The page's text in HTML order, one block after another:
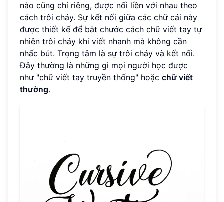
nào cũng chỉ riêng, được nối liền với nhau theo
cách trôi chảy. Sự kết nối giữa các chữ cái này
được thiết kế để bắt chước cách chữ viết tay tự
nhiên trôi chảy khi viết nhanh mà không cần
nhấc bút. Trọng tâm là sự trôi chảy và kết nối.
Đây thường là những gì mọi người học được
như "chữ viết tay truyền thống" hoặc chữ viết
thường.